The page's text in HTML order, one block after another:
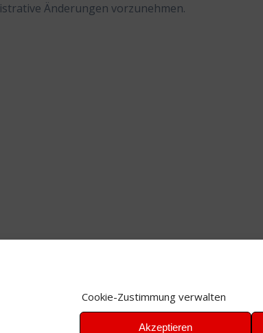
Cookie-Zustimmung verwalten
Akzeptieren
Änderungen vorzunehmen.